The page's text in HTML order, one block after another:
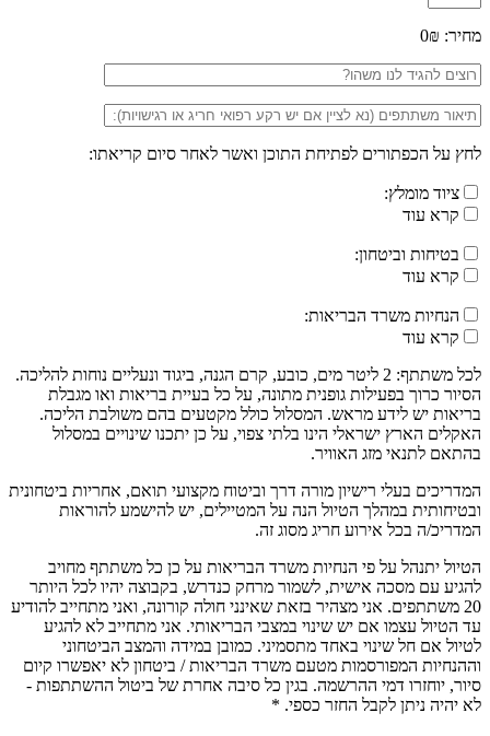
מחיר: 0₪
לחץ על הכפתורים לפתיחת התוכן ואשר לאחר סיום קריאתו:
ציוד מומלץ:
קרא עוד
בטיחות וביטחון:
קרא עוד
הנחיות משרד הבריאות:
קרא עוד
לכל משתתף: 2 ליטר מים, כובע, קרם הגנה, ביגוד ונעליים נוחות להליכה.
הסיור כרוך בפעילות גופנית מתונה, על כל בעיית בריאות ואו מגבלת
בריאות יש לידע מראש. המסלול כולל מקטעים בהם משולבת הליכה.
האקלים הארץ ישראלי הינו בלתי צפוי, על כן יתכנו שינויים במסלול
בהתאם לתנאי מזג האוויר.
המדריכים בעלי רישיון מורה דרך וביטוח מקצועי תואם, אחריות ביטחונית
ובטיחותית במהלך הטיול הנה על המטיילים, יש להישמע להוראות
המדריכ/ה בכל אירוע חריג מסוג זה.
הטיול יתנהל על פי הנחיות משרד הבריאות על כן כל משתתף מחויב
להגיע עם מסכה אישית, לשמור מרחק כנדרש, בקבוצה יהיו לכל היותר
20 משתתפים. אני מצהיר בזאת שאינני חולה קורונה, ואני מתחייב להודיע
עד הטיול עצמו אם יש שינוי במצבי הבריאותי. אני מתחייב לא להגיע
לטיול אם חל שינוי באחד מתסמיני. כמובן במידה והמצב הביטחוני
וההנחיות המפורסמות מטעם משרד הבריאות / ביטחון לא יאפשרו קיום
סיור, יוחזרו דמי ההרשמה. בגין כל סיבה אחרת של ביטול ההשתתפות -
לא יהיה ניתן לקבל החזר כספי. *